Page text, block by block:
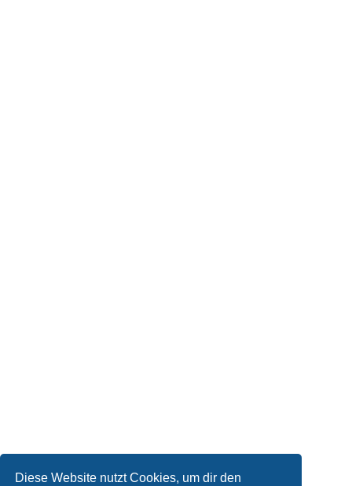
Diese Website nutzt Cookies, um dir den